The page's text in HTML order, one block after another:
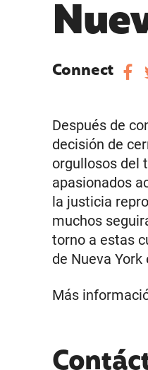
Connect
Después de
decisión de
orgullosos del
apasionados
la justicia
muchos
torno a estas
de Nueva
Más